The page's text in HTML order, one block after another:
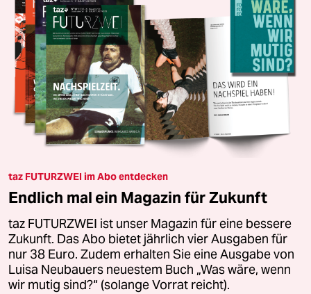
taz FUTURZWEI im Abo entdecken
Endlich mal ein Magazin für Zukunft
taz FUTURZWEI ist unser Magazin für eine bessere
Zukunft. Das Abo bietet jährlich vier Ausgaben für
nur 38 Euro. Zudem erhalten Sie eine Ausgabe von
Luisa Neubauers neuestem Buch „Was wäre, wenn
wir mutig sind?“ (solange Vorrat reicht).